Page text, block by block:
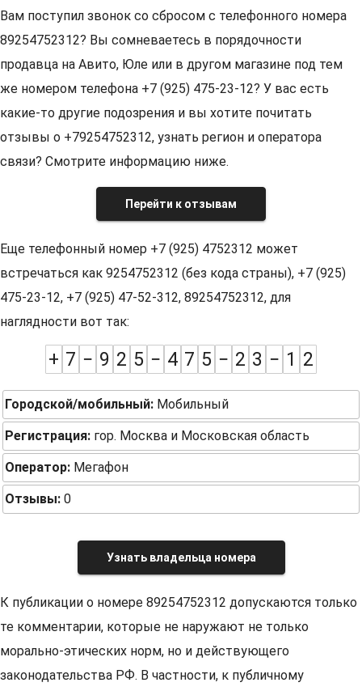
Вам поступил звонок со сбросом с телефонного номера
89254752312? Вы сомневаетесь в порядочности
продавца на Авито, Юле или в другом магазине под тем
же номером телефона +7 (925) 475-23-12? У вас есть
какие-то другие подозрения и вы хотите почитать
отзывы о +79254752312, узнать регион и оператора
связи? Смотрите информацию ниже.
Перейти к отзывам
Еще телефонный номер +7 (925) 4752312 может
встречаться как 9254752312 (без кода страны), +7 (925)
475-23-12, +7 (925) 47-52-312, 89254752312, для
наглядности вот так:
+ 7 − 9 2 5 − 4 7 5 − 2 3 − 1 2
Городской/мобильный: Мобильный
Регистрация: гор. Москва и Московская область
Оператор: Мегафон
Отзывы: 0
Узнать владельца номера
К публикации о номере 89254752312 допускаются только
те комментарии, которые не наружают не только
морально-этических норм, но и действующего
законодательства РФ. В частности, к публичному